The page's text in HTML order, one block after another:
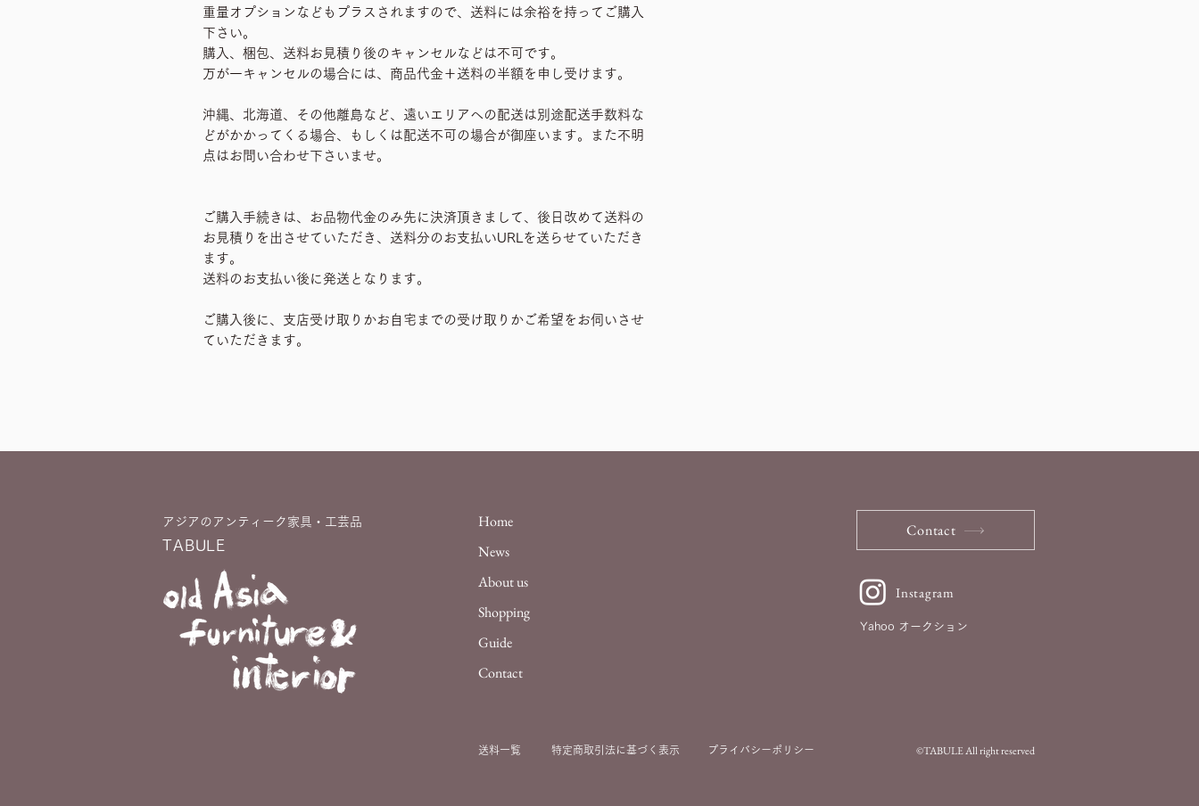
重量オプションなどもプラスされますので、送料には余裕を持ってご購入
下さい。
購入、梱包、送料お見積り後のキャンセルなどは不可です。
万が一キャンセルの場合には、商品代金＋送料の半額を申し受けます。
沖縄、北海道、その他離島など、遠いエリアへの配送は別途配送手数料な
どがかかってくる場合、もしくは配送不可の場合が御座います。また不明
点はお問い合わせ下さいませ。
ご購入手続きは、お品物代金のみ先に決済頂きまして、後日改めて送料の
お見積りを出させていただき、送料分のお支払いURLを送らせていただき
ます。
送料のお支払い後に発送となります。
ご購入後に、支店受け取りかお自宅までの受け取りかご希望をお伺いさせ
ていただきます。
アジアのアンティーク家具・工芸品
TABULE
Home
News
About us
Shopping
Guide
Contact
送料一覧 特定商取引法に基づ く表示
Contact
Instagram
Yahoo オークション
プライバシーポリシー ©TABULE All right reserved